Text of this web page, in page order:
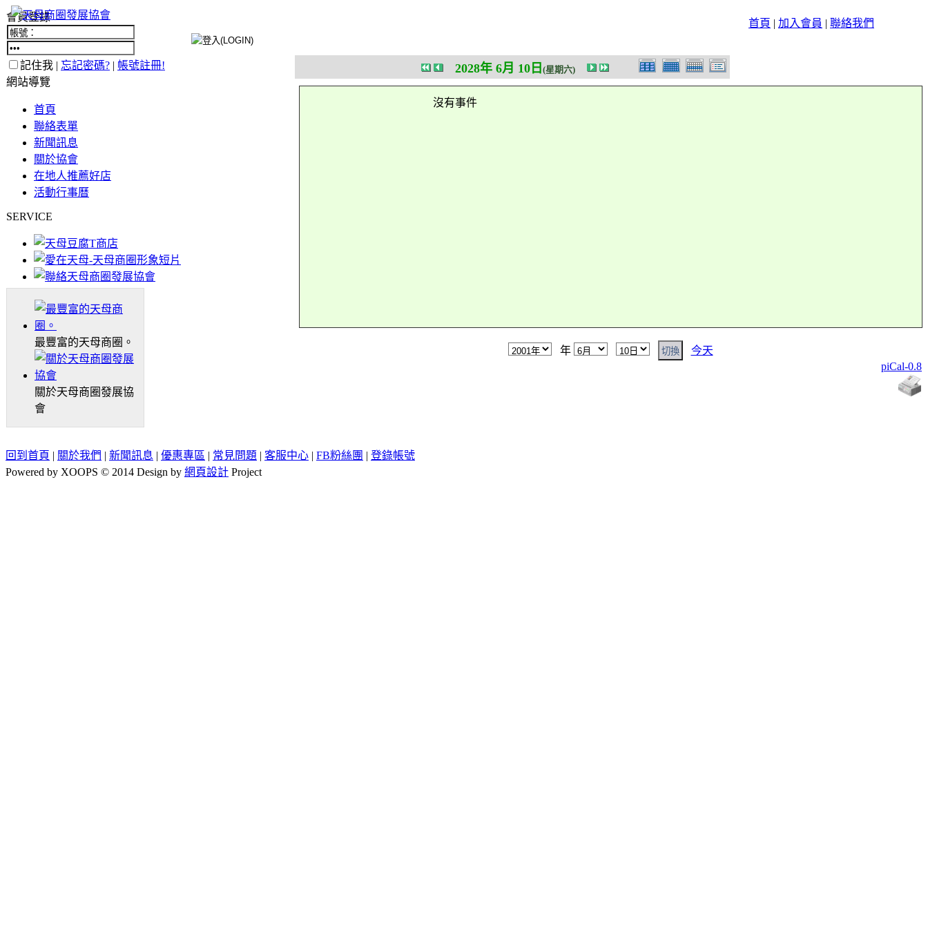
首頁 | 加入會員 | 聯絡我們
會員登錄
記住我 | 忘記密碼? | 帳號註冊!
網站導覽
首頁
聯絡表單
新聞訊息
關於協會
在地人推薦好店
活動行事曆
SERVICE
最豐富的天母商圈。
關於天母商圈發展協
會
2028年 6月 10日 (星期六)
沒有事件
年
今天
piCal-0.8
回到首頁 | 關於我們 | 新聞訊息 | 優惠專區 | 常見問題 | 客服中心 | FB粉絲團 | 登錄帳號
Powered by XOOPS © 2014 Design by 網頁設計 Project